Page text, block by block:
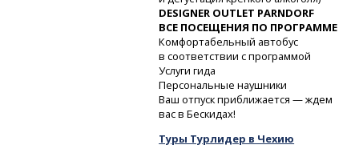
DESIGNER OUTLET PARNDORF
ВСЕ ПОСЕЩЕНИЯ ПО ПРОГРАММЕ
Комфортабельный автобус
в соответствии с программой
Услуги гида
Персональные наушники
Ваш отпуск приближается — ждем
вас в Бескидах!
Туры Турлидер в Чехию